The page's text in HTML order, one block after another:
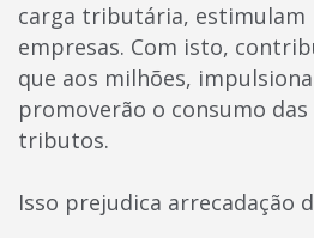
carga tributária, estimulam
empresas. Com isto,
que aos milhões,
promoverão o consumo
tributos.
Isso prejudica arrecadação